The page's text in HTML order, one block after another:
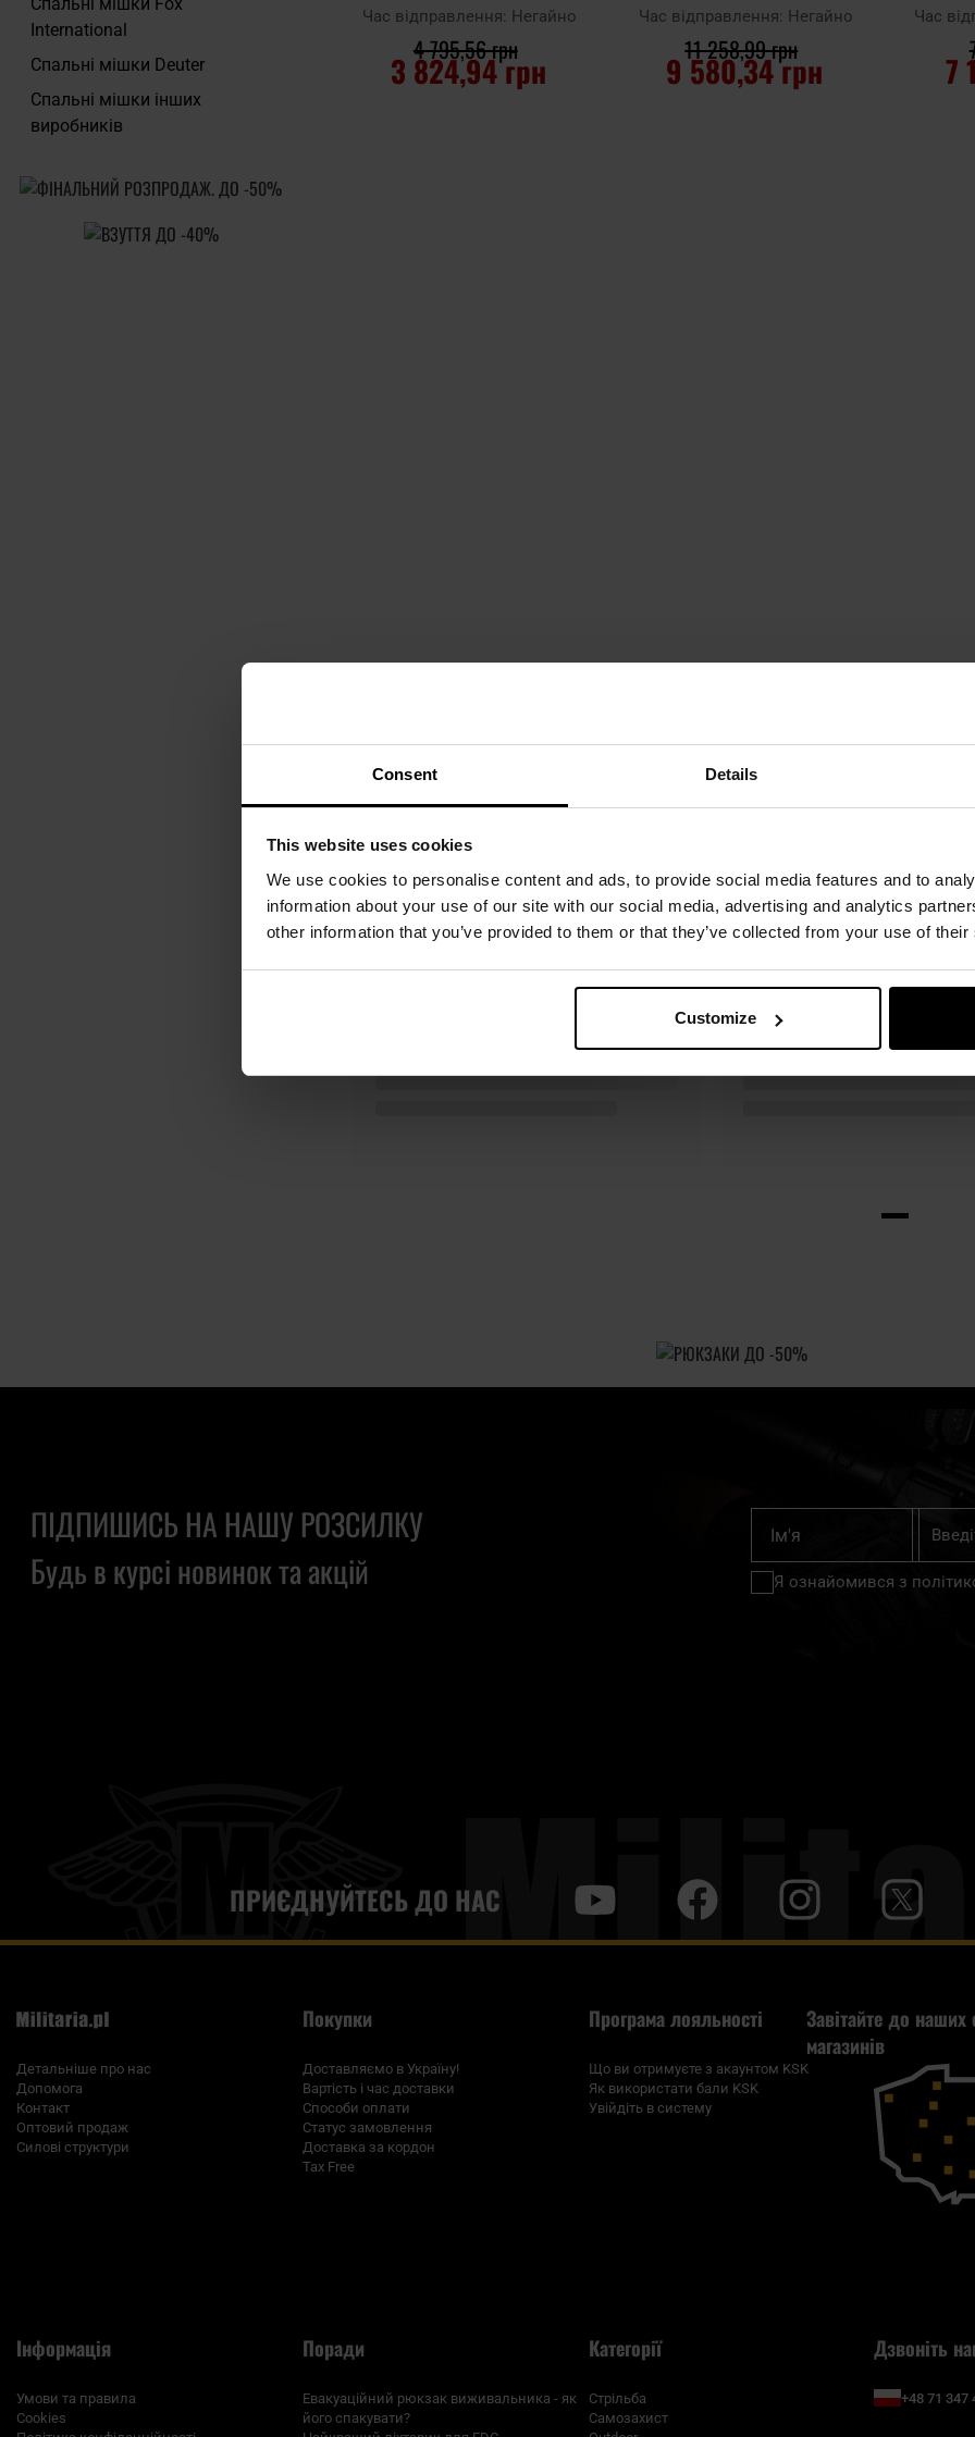
Consent Details
This website uses cookies
We use cookies to personalise content and ads, to provide social media features and to
information about your use of our site with our social media, advertising and analytics
other information that you’ve provided to them or that they’ve collected from your use of
Customize
International
Спальні мішки Deuter
Cпальні мішки інших
виробників
Час відправлення: Негайно
3 824,94 грн
4 795,56 грн
Час відправлення: Негайно
9 580,34 грн
11 258,99 грн
Час
7
Спальний мішок Mivardi New
7 182,25 грн7 781,77 грн
Спальний мішок
2 865,71 грн3
ПІДПИШИСЬ НА НАШУ РОЗСИЛКУ
Будь в курсі новинок та акцій
нашу
розсилку
Я ознайомився з
ПРИЄДНУЙТЕСЬ ДО НАС
Детальніше про нас
Допомога
Контакт
Оптовий продаж
Силові структури
Покупки
Доставляємо в Україну!
Вартість і час доставки
Способи оплати
Статус замовлення
Доставка за кордон
Tax Free
Програма лояльності
Що ви отримуєте з акаунтом KSK
Як використати бали KSK
Увійдіть в систему
Завітайте до наших
магазинів
Інформація
Умови та правила
Cookies
Поради
Евакуаційний рюкзак виживальника - як
його спакувати?
Категорії
Стрільба
Самозахист
Дзвоніть
+48 71 347